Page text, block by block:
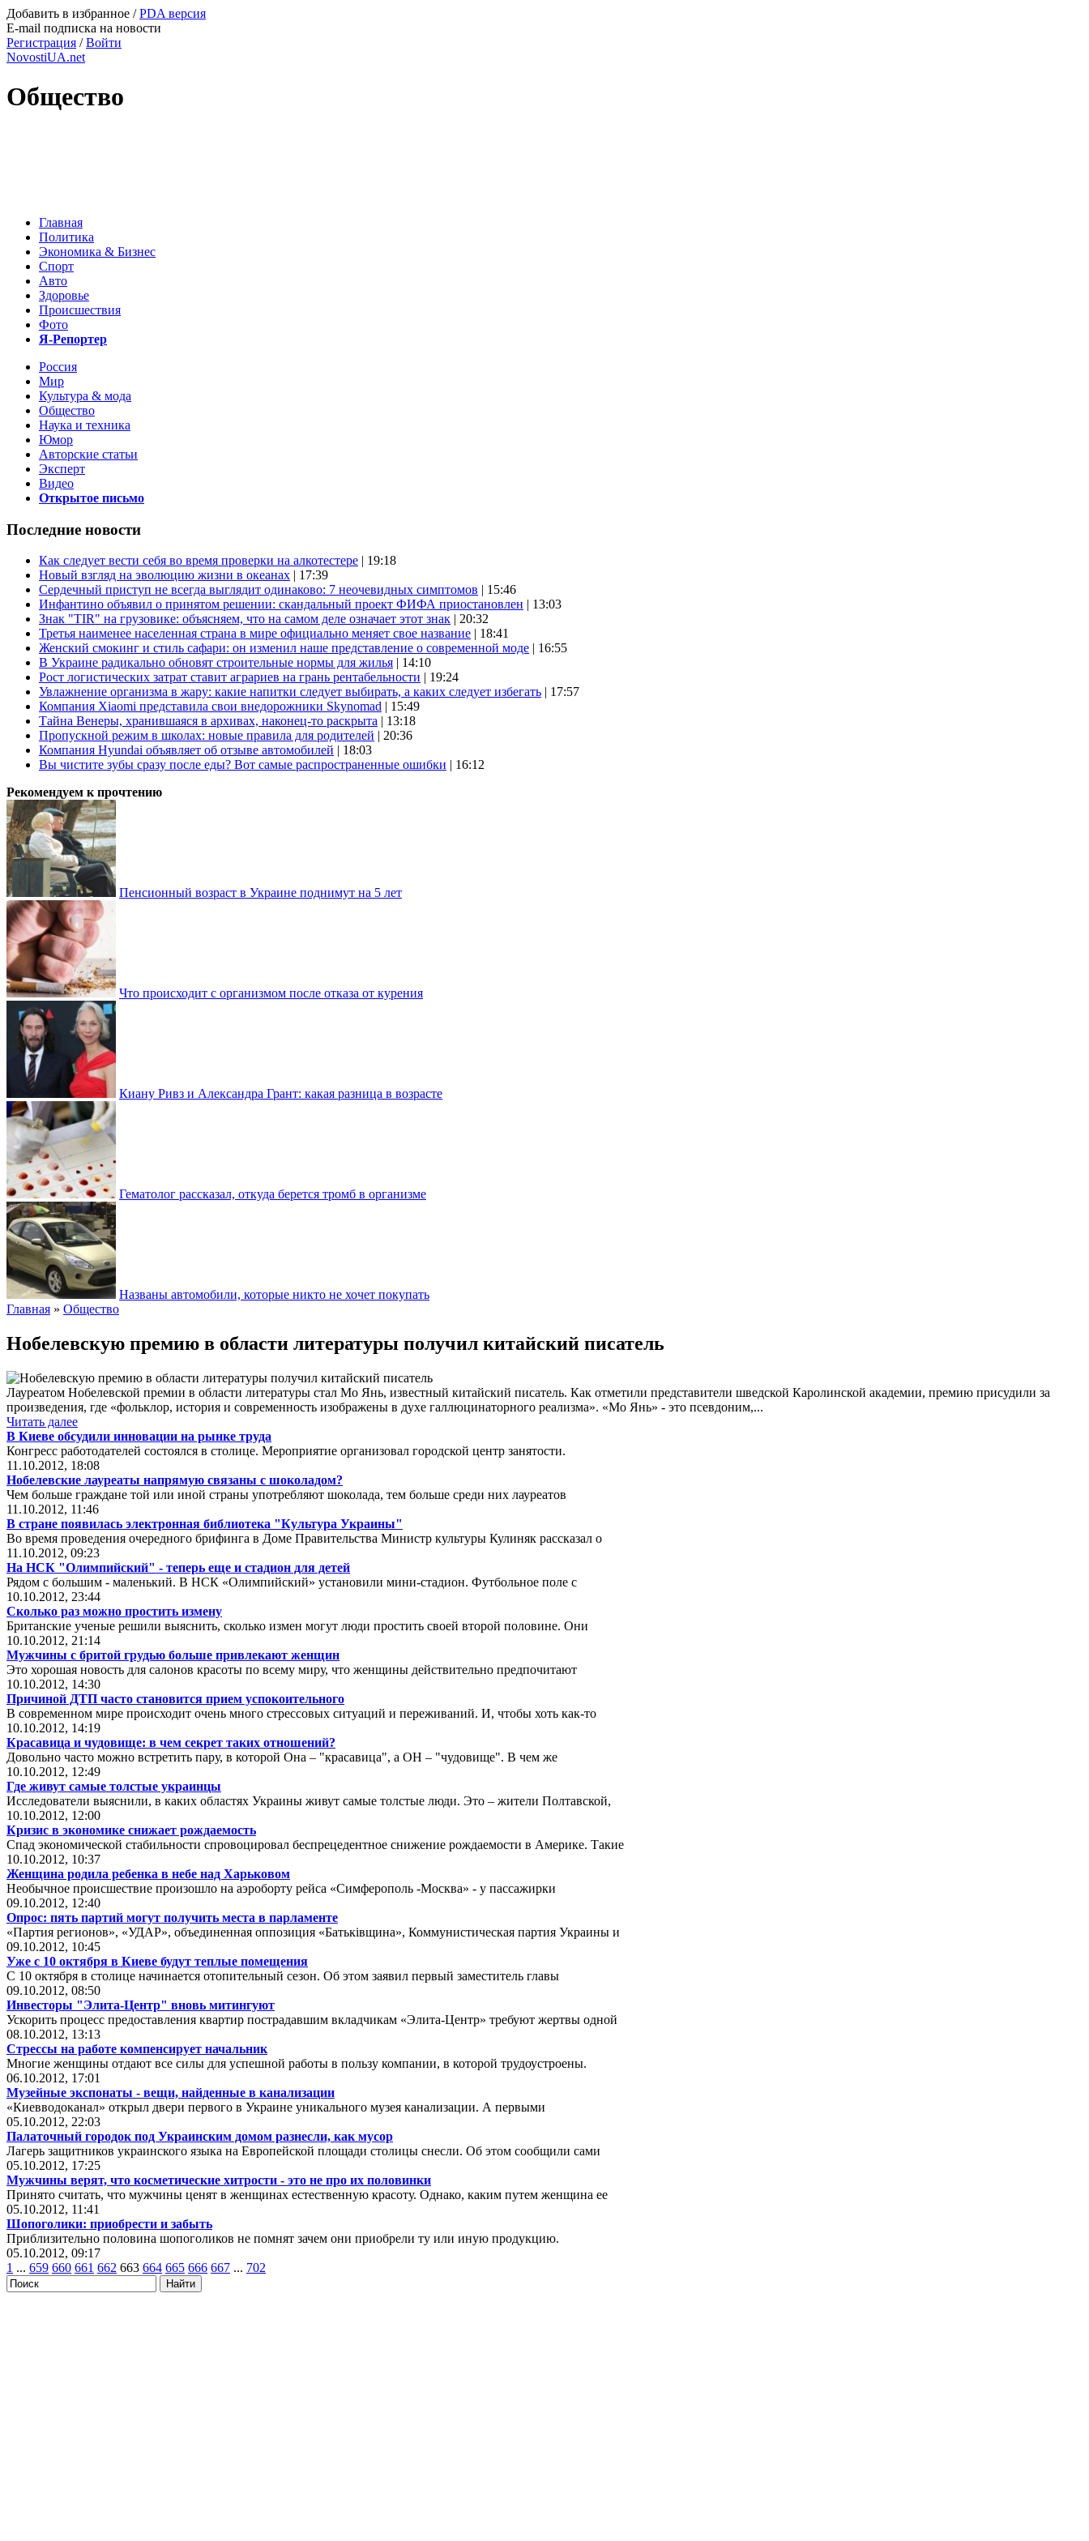
Добавить в избранное /PDA версия
E-mail подписка на новости
Регистрация /Войти
NovostiUA.net
Общество
Главная
Политика
Экономика & Бизнес
Спорт
Авто
Здоровье
Происшествия
Фото
Я-Репортер
Россия
Мир
Культура & мода
Общество
Наука и техника
Юмор
Авторские статьи
Эксперт
Видео
Открытое письмо
Последние новости
Как следует вести себя во время проверки на алкотестере | 19:18
Новый взгляд на эволюцию жизни в океанах | 17:39
Сердечный приступ не всегда выглядит одинаково: 7 неочевидных симптомов | 15:46
Инфантино объявил о принятом решении: скандальный проект ФИФА приостановлен | 13:03
Знак "TIR" на грузовике: объясняем, что на самом деле означает этот знак | 20:32
Третья наименее населенная страна в мире официально меняет свое название | 18:41
Женский смокинг и стиль сафари: он изменил наше представление о современной моде | 16:55
В Украине радикально обновят строительные нормы для жилья | 14:10
Рост логистических затрат ставит аграриев на грань рентабельности | 19:24
Увлажнение организма в жару: какие напитки следует выбирать, а каких следует избегать | 17:57
Компания Xiaomi представила свои внедорожники Skynomad | 15:49
Тайна Венеры, хранившаяся в архивах, наконец-то раскрыта | 13:18
Пропускной режим в школах: новые правила для родителей | 20:36
Компания Hyundai объявляет об отзыве автомобилей | 18:03
Вы чистите зубы сразу после еды? Вот самые распространенные ошибки | 16:12
Рекомендуем к прочтению
Пенсионный возраст в Украине поднимут на 5 лет
Что происходит с организмом после отказа от курения
Киану Ривз и Александра Грант: какая разница в возрасте
Гематолог рассказал, откуда берется тромб в организме
Названы автомобили, которые никто не хочет покупать
Главная » Общество
Нобелевскую премию в области литературы получил китайский писатель
Лауреатом Нобелевской премии в области литературы стал Мо Янь, известный китайский писатель. Как отметили представители шведской Каролинской академии, премию присудили за
произведения, где «фольклор, история и современность изображены в духе галлюцинаторного реализма». «Мо Янь» - это псевдоним,...
Читать далее
В Киеве обсудили инновации на рынке труда
Конгресс работодателей состоялся в столице. Мероприятие организовал городской центр занятости.
11.10.2012, 18:08
Нобелевские лауреаты напрямую связаны с шоколадом?
Чем больше граждане той или иной страны употребляют шоколада, тем больше среди них лауреатов
11.10.2012, 11:46
В стране появилась электронная библиотека "Культура Украины"
Во время проведения очередного брифинга в Доме Правительства Министр культуры Кулиняк рассказал о
11.10.2012, 09:23
На НСК "Олимпийский" - теперь еще и стадион для детей
Рядом с большим - маленький. В НСК «Олимпийский» установили мини-стадион. Футбольное поле с
10.10.2012, 23:44
Сколько раз можно простить измену
Британские ученые решили выяснить, сколько измен могут люди простить своей второй половине. Они
10.10.2012, 21:14
Мужчины с бритой грудью больше привлекают женщин
Это хорошая новость для салонов красоты по всему миру, что женщины действительно предпочитают
10.10.2012, 14:30
Причиной ДТП часто становится прием успокоительного
В современном мире происходит очень много стрессовых ситуаций и переживаний. И, чтобы хоть как-то
10.10.2012, 14:19
Красавица и чудовище: в чем секрет таких отношений?
Довольно часто можно встретить пару, в которой Она – "красавица", а ОН – "чудовище". В чем же
10.10.2012, 12:49
Где живут самые толстые украинцы
Исследователи выяснили, в каких областях Украины живут самые толстые люди. Это – жители Полтавской,
10.10.2012, 12:00
Кризис в экономике снижает рождаемость
Спад экономической стабильности спровоцировал беспрецедентное снижение рождаемости в Америке. Такие
10.10.2012, 10:37
Женщина родила ребенка в небе над Харьковом
Необычное происшествие произошло на аэроборту рейса «Симферополь -Москва» - у пассажирки
09.10.2012, 12:40
Опрос: пять партий могут получить места в парламенте
«Партия регионов», «УДАР», объединенная оппозиция «Батькiвщина», Коммунистическая партия Украины и
09.10.2012, 10:45
Уже с 10 октября в Киеве будут теплые помещения
С 10 октября в столице начинается отопительный сезон. Об этом заявил первый заместитель главы
09.10.2012, 08:50
Инвесторы "Элита-Центр" вновь митингуют
Ускорить процесс предоставления квартир пострадавшим вкладчикам «Элита-Центр» требуют жертвы одной
08.10.2012, 13:13
Стрессы на работе компенсирует начальник
Многие женщины отдают все силы для успешной работы в пользу компании, в которой трудоустроены.
06.10.2012, 17:01
Музейные экспонаты - вещи, найденные в канализации
«Киевводоканал» открыл двери первого в Украине уникального музея канализации. А первыми
05.10.2012, 22:03
Палаточный городок под Украинским домом разнесли, как мусор
Лагерь защитников украинского языка на Европейской площади столицы снесли. Об этом сообщили сами
05.10.2012, 17:25
Мужчины верят, что косметические хитрости - это не про их половинки
Принято считать, что мужчины ценят в женщинах естественную красоту. Однако, каким путем женщина ее
05.10.2012, 11:41
Шопоголики: приобрести и забыть
Приблизительно половина шопоголиков не помнят зачем они приобрели ту или иную продукцию.
05.10.2012, 09:17
1 ... 659 660 661 662 663 664 665 666 667 ... 702